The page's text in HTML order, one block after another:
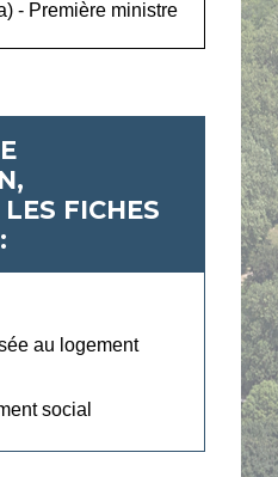
- Première ministre
FICHES
au logement
social